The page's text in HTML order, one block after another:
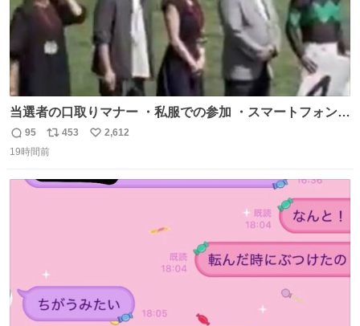
当選者の口取りマナー ・私服での参加 ・スマートフォンで
の撮影 ・調教師へ自分から握手を求める行為 ・シャツをズ
ボンにインしていない服装 ・ボディーバッグの着用 私も口
ほしい #DMMバヌーシ
返
信
95
リ
ポ
ト
453
い
数
2,612
19時間前